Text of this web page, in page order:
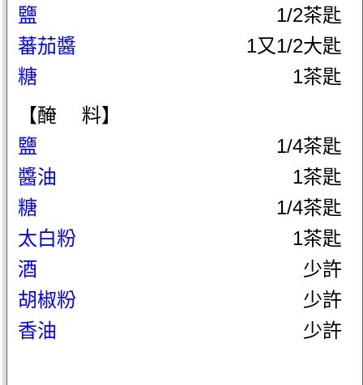
鹽
1/2茶匙
蕃茄醬
1又1/2大匙
糖
1茶匙
【醃 料】
鹽
1/4茶匙
醬油
1茶匙
糖
1/4茶匙
太白粉
1茶匙
酒
少許
胡椒粉
少許
香油
少許